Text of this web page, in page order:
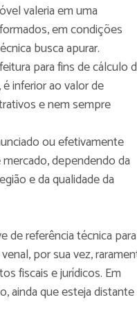
valeria em uma
em condições
busca apurar.
para fins de cálculo
inferior ao valor de
e nem sempre
ou efetivamente
dependendo da
e da qualidade da
de referência técnica para
por sua vez,
fiscais e jurídicos. Em
ainda que esteja distante